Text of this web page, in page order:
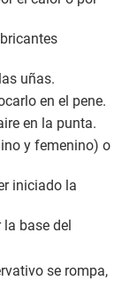
uñas.
en el pene.
en la punta.
y femenino) o
iniciado la
la base del
se rompa,